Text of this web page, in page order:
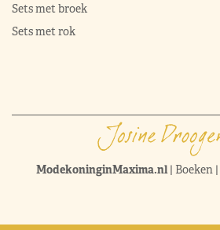
Sets met broek
Sets met rok
ModekoninginMaxima.nl| Boeken|